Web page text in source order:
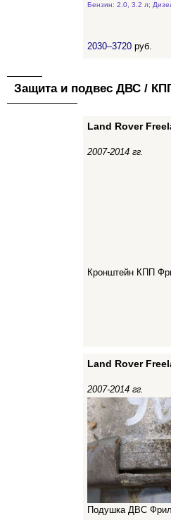
Бензин: 2.0, 3.2 л;
2030–3720 руб.
Защита и подвес ДВС /
Land Rover
2007-2014 гг.
Кронштейн КПП
Land Rover
2007-2014 гг.
Подушка ДВС